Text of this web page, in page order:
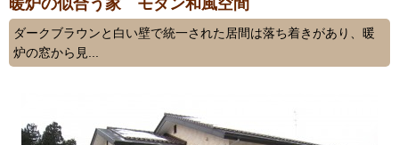
ダークブラウンと白い壁で統一された居間は落ち着きがあり、暖
炉の窓から見...